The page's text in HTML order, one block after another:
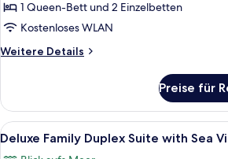
Sea
and
1 Queen-Bett und 2 Einzelbetten
Kostenloses WLAN
Weitere Details
Weitere
Family
Suite
with
Preise für
Alle
Fotos
Ein
6
Deluxe Family Duplex Suite with Sea